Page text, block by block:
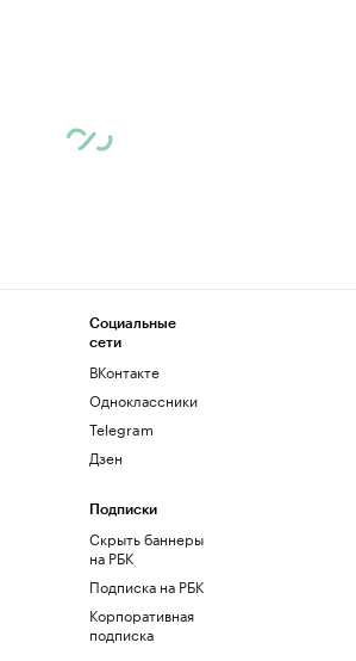
Социальные
сети
ВКонтакте
Одноклассники
Telegram
Дзен
Подписки
Скрыть баннеры
на РБК
Подписка на РБК
Корпоративная
подписка